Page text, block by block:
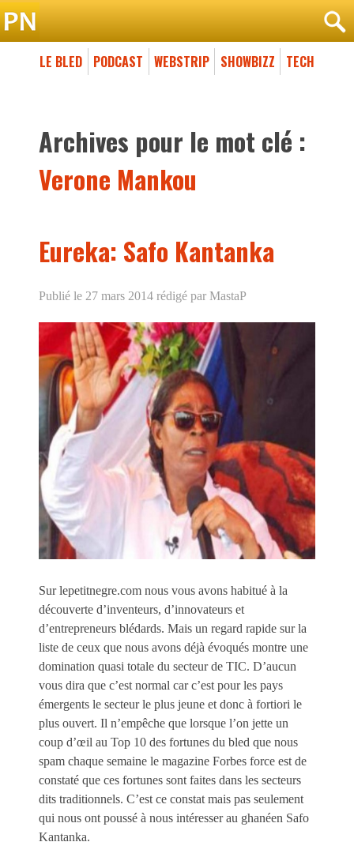
LE BLED PODCAST WEBSTRIP SHOWBIZZ TECH
Archives pour le mot clé :
Verone Mankou
Eureka: Safo Kantanka
Publié le 27 mars 2014 rédigé par MastaP
Sur lepetitnegre.com nous vous avons habitué à la
découverte d’inventeurs, d’innovateurs et
d’entrepreneurs blédards. Mais un regard rapide sur la
liste de ceux que nous avons déjà évoqués montre une
domination quasi totale du secteur de TIC. D’aucun
vous dira que c’est normal car c’est pour les pays
émergents le secteur le plus jeune et donc à fortiori le
plus ouvert. Il n’empêche que lorsque l’on jette un
coup d’œil au Top 10 des fortunes du bled que nous
spam chaque semaine le magazine Forbes force est de
constaté que ces fortunes sont faites dans les secteurs
dits traditionnels. C’est ce constat mais pas seulement
qui nous ont poussé à nous intéresser au ghanéen Safo
Kantanka.